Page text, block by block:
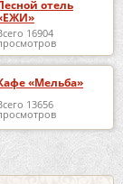
отель
16904
«Мельба»
13656